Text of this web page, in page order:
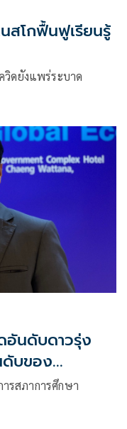
สโกฟื้นฟูเรียนรู้
วิดยังแพร่ระบาด
อันดับดาวรุ่ง
ดับของ
รสภาการศึกษา